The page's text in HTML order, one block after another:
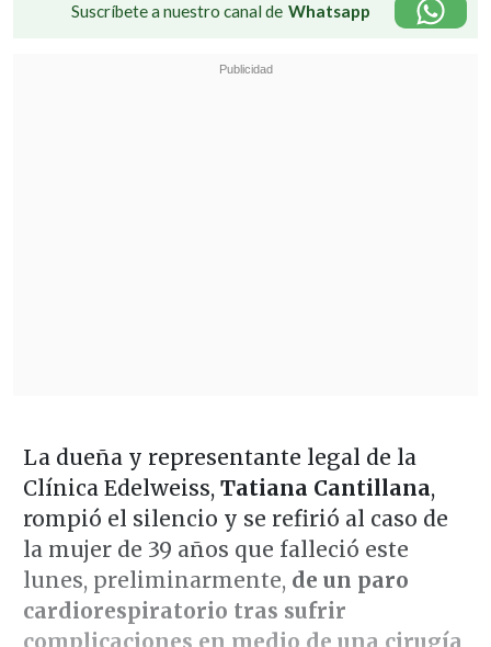
Suscríbete a nuestro canal de Whatsapp
La dueña y representante legal de la
Clínica Edelweiss, Tatiana Cantillana,
rompió el silencio y se refirió al caso de
la mujer de 39 años que falleció este
lunes, preliminarmente, de un paro
cardiorespiratorio tras sufrir
complicaciones en medio de una cirugía